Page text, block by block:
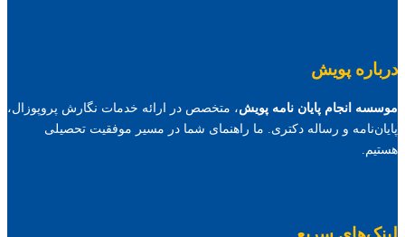
درباره پویش
موسسه انجام پایان نامه پویش، متخصص در ارائه خدمات نگارش پروپوزال،
پایان‌نامه و رساله دکتری. ما راهنمای شما در مسیر موفقیت تحصیلی
هستیم.